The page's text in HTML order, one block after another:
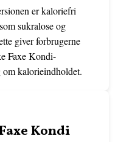
er kaloriefri
sukralose og
giver forbrugerne
Faxe Kondi-
om kalorieindholdet.
Kondi